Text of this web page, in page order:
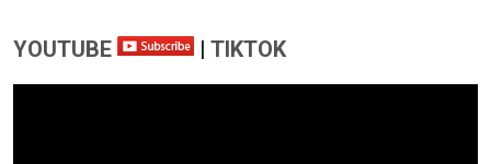
YOUTUBE | TIKTOK